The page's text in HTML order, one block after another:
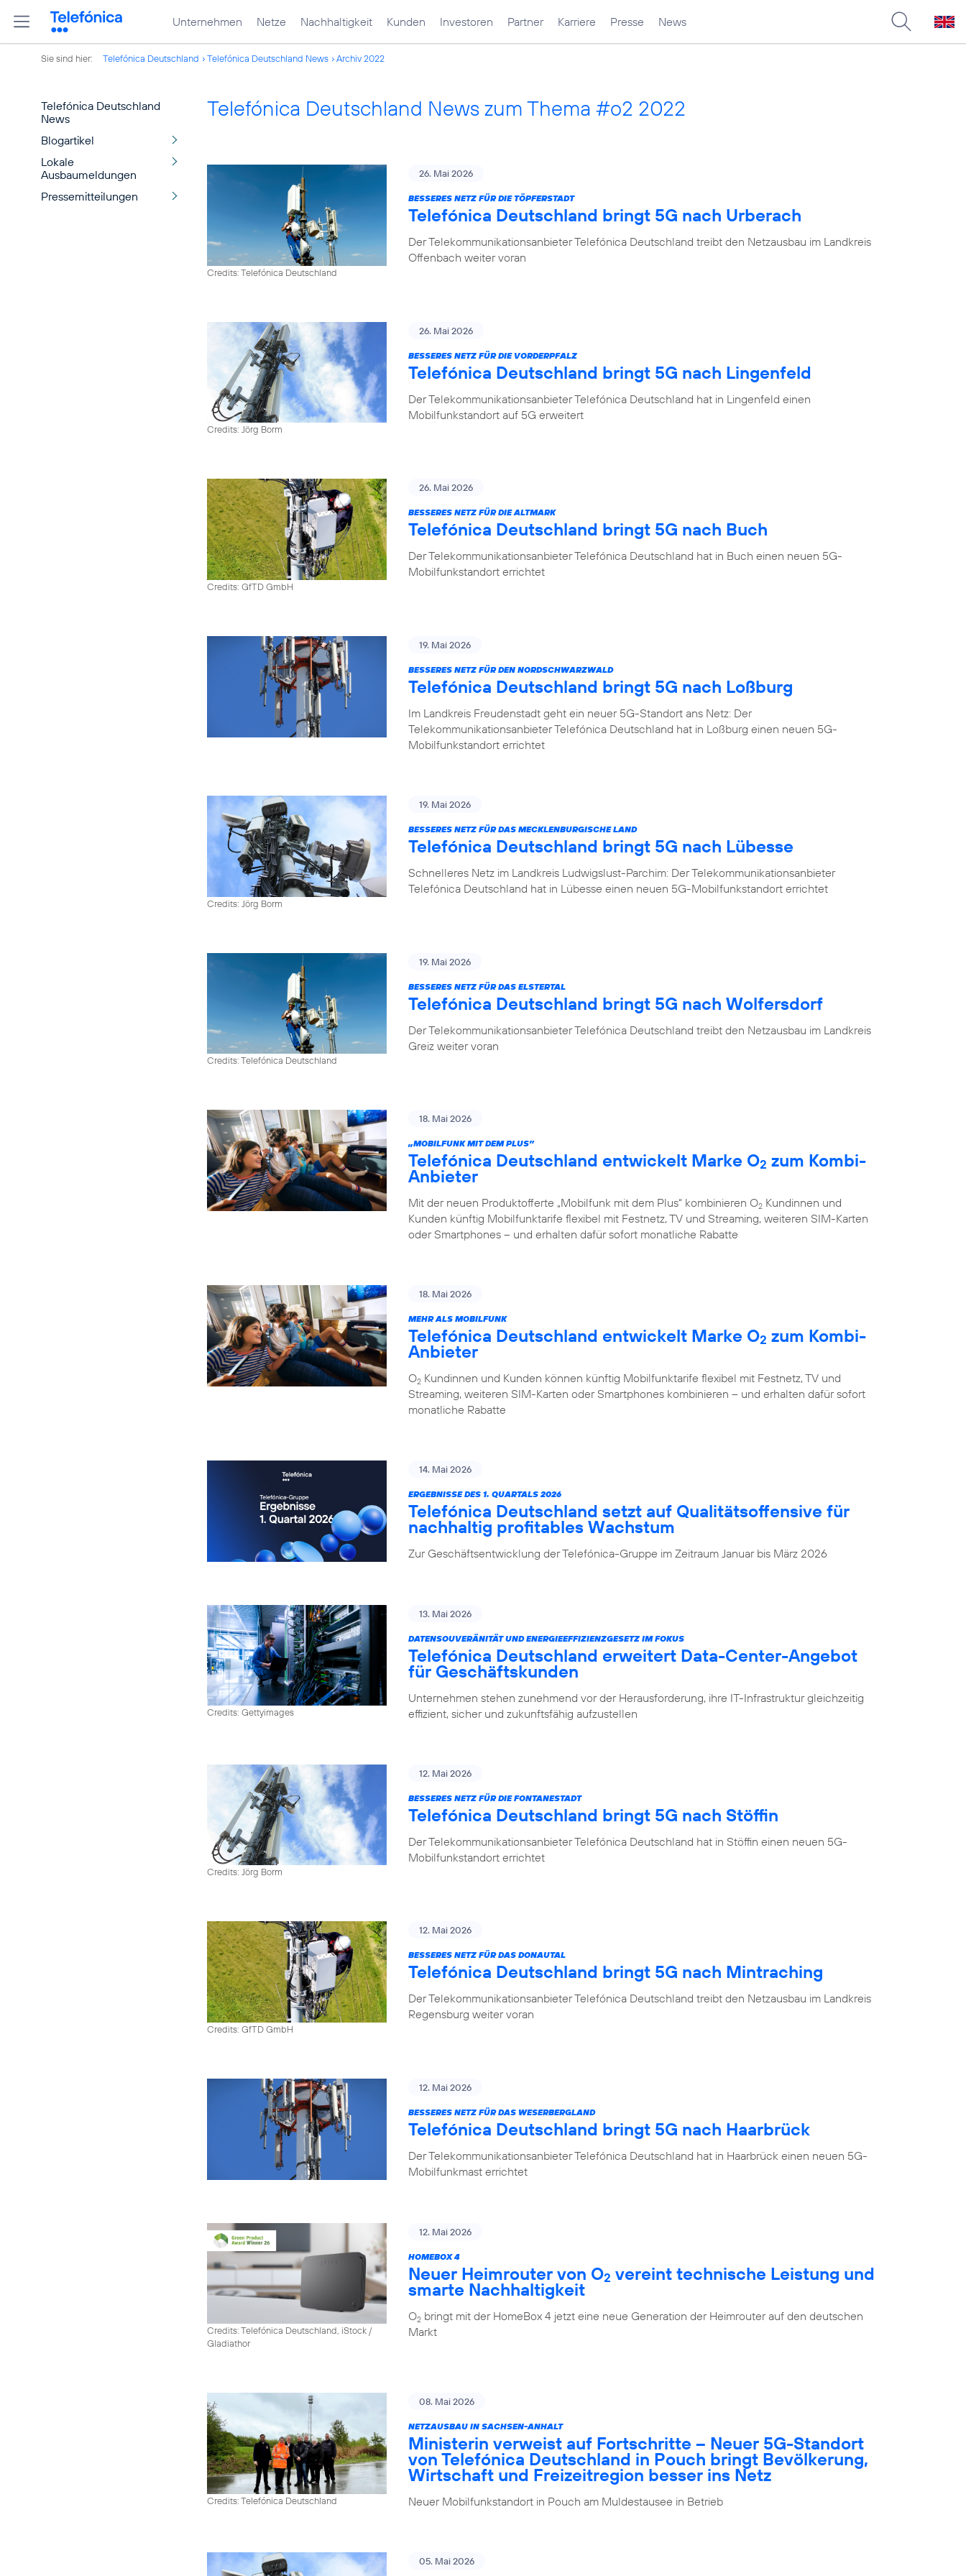
Unternehmen Netze Nachhaltigkeit Kunden Investoren Partner Karriere Presse News
Sie sind hier: Telefónica Deutschland Telefónica Deutschland News Archiv 2022
Telefónica Deutschland
News
Blogartikel
Lokale
Ausbaumeldungen
Pressemitteilungen
Telefónica Deutschland News zum Thema #o2 2022
Credits: Telefónica Deutschland
26. Mai 2026
BESSERES NETZ FÜR DIE TÖPFERSTADT
Telefónica Deutschland bringt 5G nach Urberach
Der Telekommunikationsanbieter Telefónica Deutschland treibt den Netzausbau im Landkreis
Offenbach weiter voran
Credits: Jörg Borm
26. Mai 2026
BESSERES NETZ FÜR DIE VORDERPFALZ
Telefónica Deutschland bringt 5G nach Lingenfeld
Der Telekommunikationsanbieter Telefónica Deutschland hat in Lingenfeld einen
Mobilfunkstandort auf 5G erweitert
Credits: GfTD GmbH
26. Mai 2026
BESSERES NETZ FÜR DIE ALTMARK
Telefónica Deutschland bringt 5G nach Buch
Der Telekommunikationsanbieter Telefónica Deutschland hat in Buch einen neuen 5G-
Mobilfunkstandort errichtet
19. Mai 2026
BESSERES NETZ FÜR DEN NORDSCHWARZWALD
Telefónica Deutschland bringt 5G nach Loßburg
Im Landkreis Freudenstadt geht ein neuer 5G-Standort ans Netz: Der
Telekommunikationsanbieter Telefónica Deutschland hat in Loßburg einen neuen 5G-
Mobilfunkstandort errichtet
Credits: Jörg Borm
19. Mai 2026
BESSERES NETZ FÜR DAS MECKLENBURGISCHE LAND
Telefónica Deutschland bringt 5G nach Lübesse
Schnelleres Netz im Landkreis Ludwigslust-Parchim: Der Telekommunikationsanbieter
Telefónica Deutschland hat in Lübesse einen neuen 5G-Mobilfunkstandort errichtet
Credits: Telefónica Deutschland
19. Mai 2026
BESSERES NETZ FÜR DAS ELSTERTAL
Telefónica Deutschland bringt 5G nach Wolfersdorf
Der Telekommunikationsanbieter Telefónica Deutschland treibt den Netzausbau im Landkreis
Greiz weiter voran
18. Mai 2026
„MOBILFUNK MIT DEM PLUS”
Telefónica Deutschland entwickelt Marke O2 zum Kombi-
Anbieter
Mit der neuen Produktofferte „Mobilfunk mit dem Plus“ kombinieren O2 Kundinnen und
Kunden künftig Mobilfunktarife flexibel mit Festnetz, TV und Streaming, weiteren SIM-Karten
oder Smartphones – und erhalten dafür sofort monatliche Rabatte
18. Mai 2026
MEHR ALS MOBILFUNK
Telefónica Deutschland entwickelt Marke O2 zum Kombi-
Anbieter
O2 Kundinnen und Kunden können künftig Mobilfunktarife flexibel mit Festnetz, TV und
Streaming, weiteren SIM-Karten oder Smartphones kombinieren – und erhalten dafür sofort
monatliche Rabatte
14. Mai 2026
ERGEBNISSE DES 1. QUARTALS 2026
Telefónica Deutschland setzt auf Qualitätsoffensive für
nachhaltig profitables Wachstum
Zur Geschäftsentwicklung der Telefónica-Gruppe im Zeitraum Januar bis März 2026
Credits: Gettyimages
13. Mai 2026
DATENSOUVERÄNITÄT UND ENERGIEEFFIZIENZGESETZ IM FOKUS
Telefónica Deutschland erweitert Data-Center-Angebot
für Geschäftskunden
Unternehmen stehen zunehmend vor der Herausforderung, ihre IT-Infrastruktur gleichzeitig
effizient, sicher und zukunftsfähig aufzustellen
Credits: Jörg Borm
12. Mai 2026
BESSERES NETZ FÜR DIE FONTANESTADT
Telefónica Deutschland bringt 5G nach Stöffin
Der Telekommunikationsanbieter Telefónica Deutschland hat in Stöffin einen neuen 5G-
Mobilfunkstandort errichtet
Credits: GfTD GmbH
12. Mai 2026
BESSERES NETZ FÜR DAS DONAUTAL
Telefónica Deutschland bringt 5G nach Mintraching
Der Telekommunikationsanbieter Telefónica Deutschland treibt den Netzausbau im Landkreis
Regensburg weiter voran
12. Mai 2026
BESSERES NETZ FÜR DAS WESERBERGLAND
Telefónica Deutschland bringt 5G nach Haarbrück
Der Telekommunikationsanbieter Telefónica Deutschland hat in Haarbrück einen neuen 5G-
Mobilfunkmast errichtet
Credits: Telefónica Deutschland, iStock /
Gladiathor
12. Mai 2026
HOMEBOX 4
Neuer Heimrouter von O2 vereint technische Leistung und
smarte Nachhaltigkeit
O2 bringt mit der HomeBox 4 jetzt eine neue Generation der Heimrouter auf den deutschen
Markt
Credits: Telefónica Deutschland
08. Mai 2026
NETZAUSBAU IN SACHSEN-ANHALT
Ministerin verweist auf Fortschritte – Neuer 5G-Standort
von Telefónica Deutschland in Pouch bringt Bevölkerung,
Wirtschaft und Freizeitregion besser ins Netz
Neuer Mobilfunkstandort in Pouch am Muldestausee in Betrieb
05. Mai 2026